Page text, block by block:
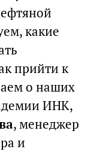
какие
прийти к
о наших
ИНК,
, менеджер
и